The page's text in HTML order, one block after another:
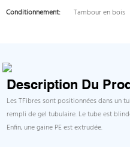
Conditionnement:
Tambour en bois
Description Du
Les TFibres sont positionnées dans un
rempli de gel tubulaire. Le tube est
Enfin, une gaine PE est extrudée.